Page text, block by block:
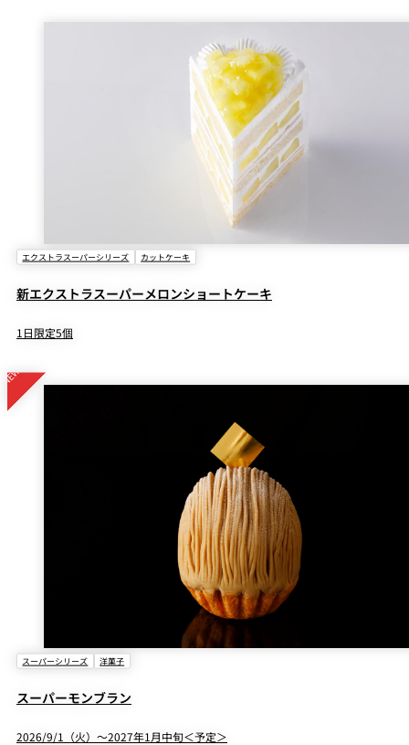
エクストラスーパーシリーズ カットケーキ
新エクストラスーパーメロンショートケーキ
1日限定5個
スーパーシリーズ 洋菓子
スーパーモンブラン
2026/9/1（火）～2027年1月中旬＜予定＞